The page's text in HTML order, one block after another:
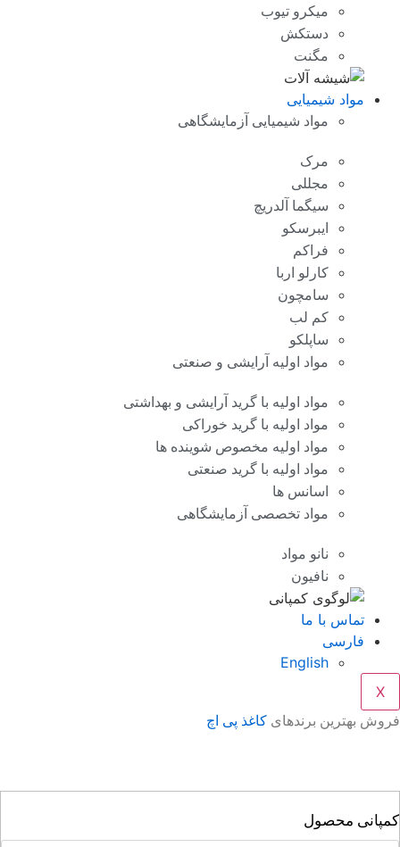
میکرو تیوب
دستکش
مگنت
مواد شیمیایی
مواد شیمیایی آزمایشگاهی
مرک
مجللی
سیگما آلدریچ
ایبرسکو
فراکم
کارلو اربا
سامچون
کم لب
ساپلکو
مواد اولیه آرایشی و صنعتی
مواد اولیه با گرید آرایشی و بهداشتی
مواد اولیه با گرید خوراکی
مواد اولیه مخصوص شوینده ها
مواد اولیه با گرید صنعتی
اسانس ها
مواد تخصصی آزمایشگاهی
نانو مواد
نافیون
تماس با ما
فارسی
English
بهترین برندهایکاغذ پی اچ
محصول